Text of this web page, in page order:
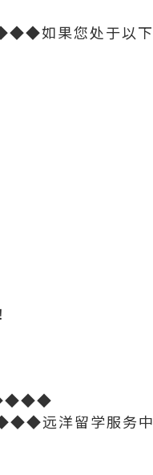
如果您处于以下
远洋留学服务中